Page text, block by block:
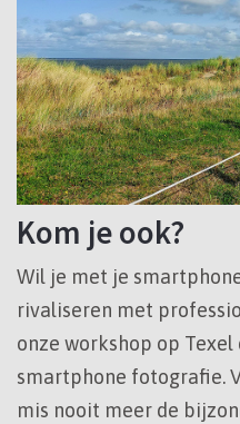
Kom je ook?
Wil je met je
rivaliseren met
onze workshop op
smartphone fotografie.
mis nooit meer de